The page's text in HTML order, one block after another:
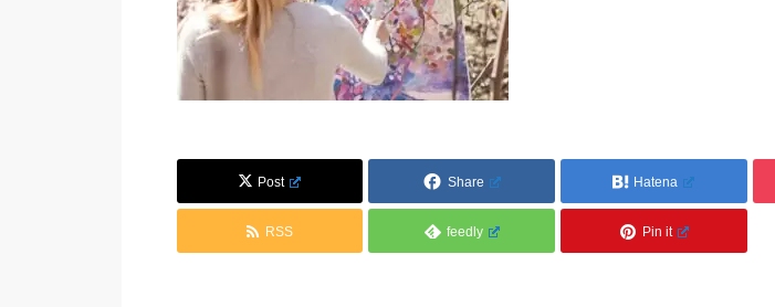
Post Share Hatena
RSS feedly Pin it